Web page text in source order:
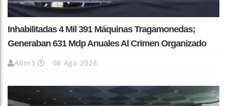
Inhabilitadas 4 Mil 391 Máquinas Tragamonedas;
Generaban 631 Mdp Anuales Al Crimen Organizado
Adm3 08 Ago 2026